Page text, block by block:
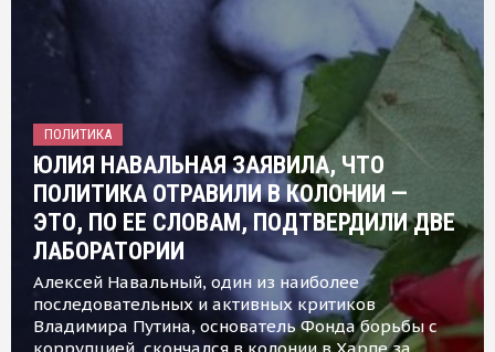
ПОЛИТИКА
ЮЛИЯ НАВАЛЬНАЯ ЗАЯВИЛА, ЧТО
ПОЛИТИКА ОТРАВИЛИ В КОЛОНИИ —
ЭТО, ПО ЕЕ СЛОВАМ, ПОДТВЕРДИЛИ ДВЕ
ЛАБОРАТОРИИ
Алексей Навальный, один из наиболее
последовательных и активных критиков
Владимира Путина, основатель Фонда борьбы с